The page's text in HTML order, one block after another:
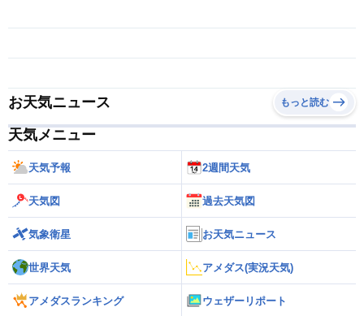
お天気ニュース もっと読む
天気メニュー
天気予報 2週間天気
天気図 過去天気図
気象衛星 お天気ニュース
世界天気 アメダス(実況天気)
アメダスランキング ウェザーリポート